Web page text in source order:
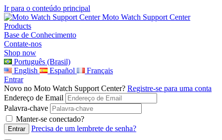
Ir para o conteúdo principal
Moto Watch Support Center
Products
Base de Conhecimento
Contate-nos
Shop now
Português (Brasil)
English
Español
Français
Entrar
Novo no Moto Watch Support Center? Registre-se para uma conta
Endereço de Email
Palavra-chave
Manter-se conectado?
Precisa de um lembrete de senha?